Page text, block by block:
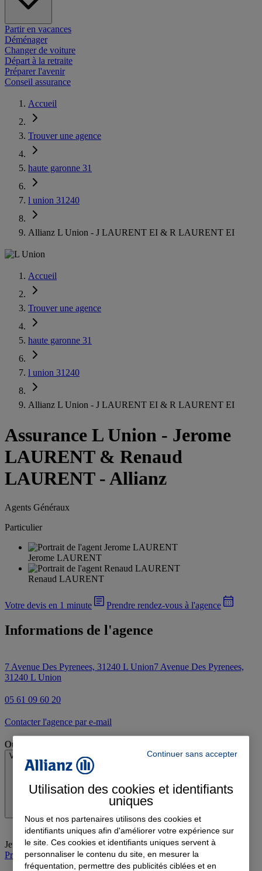
Partir en vacances
Déménager
Changer de voiture
Départ à la retraite
Préparer l'avenir
Conseil assurance
Accueil
Trouver une agence
haute garonne 31
l union 31240
Allianz L Union - J LAURENT EI & R LAURENT EI
Accueil
Trouver une agence
haute garonne 31
l union 31240
Allianz L Union - J LAURENT EI & R LAURENT EI
Assurance L Union - Jerome
LAURENT & Renaud
LAURENT - Allianz
Agents Généraux
Particulier
Jerome LAURENT
Renaud LAURENT
Votre devis en 1 minute Prendre rendez-vous à l'agence
Informations de l'agence
7 Avenue Des Pyrenees, 31240 L Union7 Avenue Des Pyrenees,
31240 L Union
05 61 09 60 20
Contacter l'agence par e-mail
Ouvert
Voir les horaires
Jeudi : 09:00-12:30, 13:30-18:00
Prendre rendez-vous à l'agence
Continuer sans accepter
Utilisation des cookies et identifiants
uniques
Nous et nos partenaires utilisons des cookies et
identifiants uniques afin d'améliorer votre expérience sur
le site. Ces cookies et identifiants uniques servent à
personnaliser le contenu du site, en mesurer la
fréquentation, permettre des publicités ciblées et en